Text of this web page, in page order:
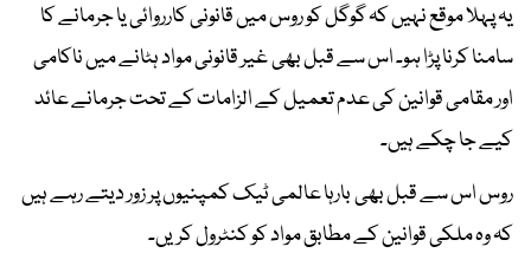
یہ پہلا موقع نہیں کہ گوگل کو روس میں قانونی کارروائی یا جرمانے کا
سامنا کرنا پڑا ہو۔ اس سے قبل بھی غیر قانونی مواد ہٹانے میں ناکامی
اور مقامی قوانین کی عدم تعمیل کے الزامات کے تحت جرمانے عائد
کیے جا چکے ہیں۔
روس اس سے قبل بھی بارہا عالمی ٹیک کمپنیوں پر زور دیتے رہے ہیں
کہ وہ ملکی قوانین کے مطابق مواد کو کنٹرول کریں۔